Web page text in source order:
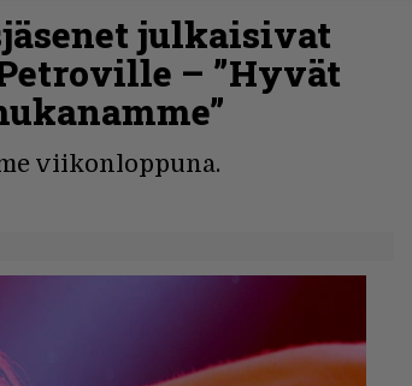
julkaisivat
– ”Hyvät
viikonloppuna.